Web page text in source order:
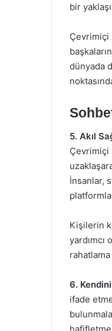
bir
Çevrimiçi
dünyada
5. Akıl
Çevrimiçi
İnsanlar,
Kişilerin
yardımcı
6.
ifade